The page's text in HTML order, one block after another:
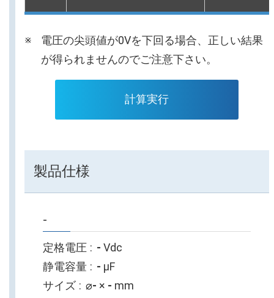
電圧の尖頭値が0Vを下回る場合、正しい結果
が得られませんのでご注意下さい。
計算実行
製品仕様
-
定格電圧 - Vdc
静電容量
- µF
サイズ
⌀- × - mm